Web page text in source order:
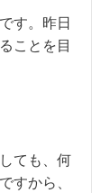
す。昨日
ことを目
ても、何
すから、